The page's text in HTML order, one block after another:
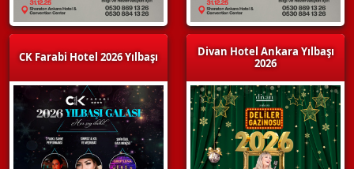
CK Farabi Hotel 2026 Yılbaşı
Divan Hotel Ankara Yılbaşı
2026